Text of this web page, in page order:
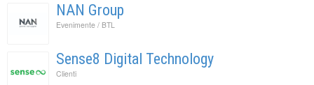
NAN Group
Evenimente / BTL
Sense8 Digital Technology
Clienti